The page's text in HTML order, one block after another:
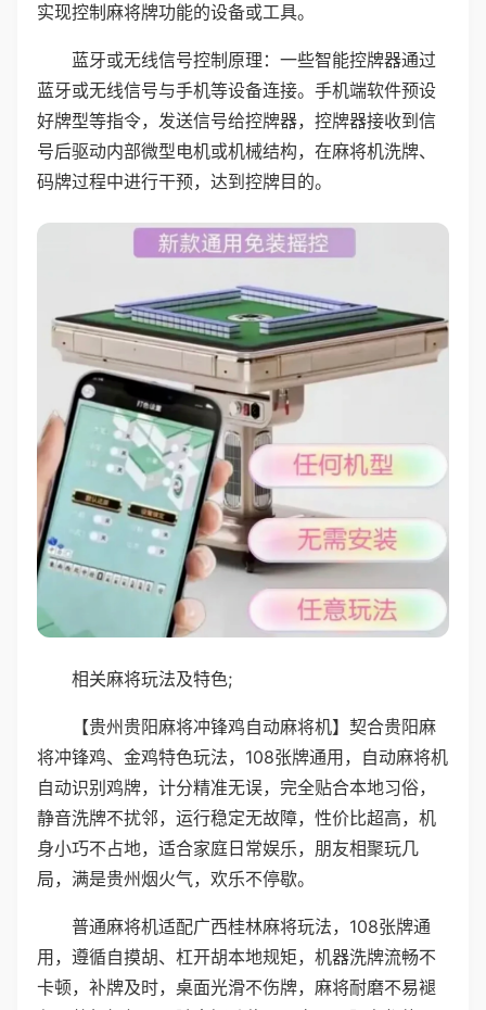
实现控制麻将牌功能的设备或工具。
蓝牙或无线信号控制原理：一些智能控牌器通过
蓝牙或无线信号与手机等设备连接。手机端软件预设
好牌型等指令，发送信号给控牌器，控牌器接收到信
号后驱动内部微型电机或机械结构，在麻将机洗牌、
码牌过程中进行干预，达到控牌目的。
相关麻将玩法及特色;
【贵州贵阳麻将冲锋鸡自动麻将机】契合贵阳麻
将冲锋鸡、金鸡特色玩法，108张牌通用，自动麻将机
自动识别鸡牌，计分精准无误，完全贴合本地习俗，
静音洗牌不扰邻，运行稳定无故障，性价比超高，机
身小巧不占地，适合家庭日常娱乐，朋友相聚玩几
局，满是贵州烟火气，欢乐不停歇。
普通麻将机适配广西桂林麻将玩法，108张牌通
用，遵循自摸胡、杠开胡本地规矩，机器洗牌流畅不
卡顿，补牌及时，桌面光滑不伤牌，麻将耐磨不易褪